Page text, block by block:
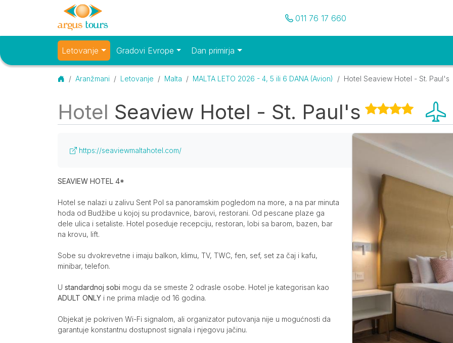
Pozovite nas
011 76 17 660
Osnovni meniLetovanje Gradovi Evrope Dan primirja
Početna
Aranžmani Letovanje Malta MALTA LETO 2026 - 4, 5 ili 6 DANA (Avion) Hotel Seaview Hotel - St. Paul's
Hotel Seaview Hotel - St. Paul's
O smeštaju Galerija
Više o smeštaju (otvoriti u novom tabu)
https://seaviewmaltahotel.com/
Opis
SEAVIEW HOTEL 4*
Hotel se nalazi u zalivu Sent Pol sa panoramskim pogledom na more, a na par minuta
hoda od Budžibe u kojoj su prodavnice, barovi, restorani. Od pescane plaze ga
dele ulica i setaliste. Hotel poseduje recepciju, restoran, lobi sa barom, bazen, bar
na krovu, lift.
Sobe su dvokrevetne i imaju balkon, klimu, TV, TWC, fen, sef, set za čaj i kafu,
minibar, telefon.
U standardnoj sobi mogu da se smeste 2 odrasle osobe. Hotel je kategorisan kao
ADULT ONLY i ne prima mladje od 16 godina.
Objekat je pokriven Wi-Fi signalom, ali organizator putovanja nije u mogućnosti da
garantuje konstantnu dostupnost signala i njegovu jačinu.